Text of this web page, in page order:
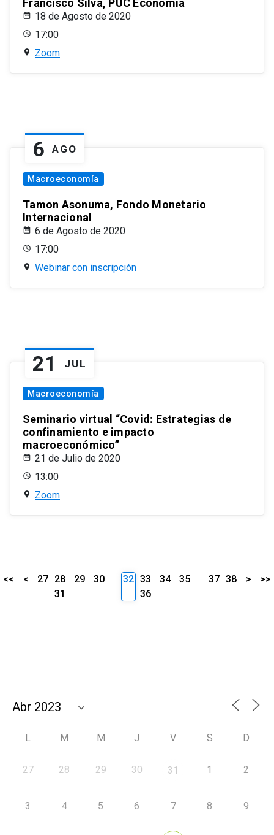
Francisco Silva, PUC Economía
18 de Agosto de 2020
17:00
Zoom
6 AGO
Macroeconomía
Tamon Asonuma, Fondo Monetario
Internacional
6 de Agosto de 2020
17:00
Webinar con inscripción
21 JUL
Macroeconomía
Seminario virtual “Covid: Estrategias de
confinamiento e impacto
macroeconómico”
21 de Julio de 2020
13:00
Zoom
<< < 27 28 29
30
31
32 33 34
35
36
37 38 > >>
L M M J V S D
27 28 29 30 31 1 2
3 4 5 6 7 8 9